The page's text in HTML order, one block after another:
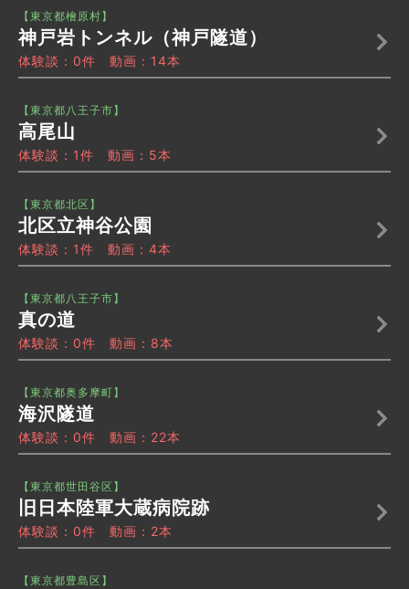
【東京都檜原村】
神戸岩トンネル（神戸隧道）
体験談：0件 動画：14本
【東京都八王子市】
高尾山
体験談：1件 動画：5本
【東京都北区】
北区立神谷公園
体験談：1件 動画：4本
【東京都八王子市】
真の道
体験談：0件 動画：8本
【東京都奥多摩町】
海沢隧道
体験談：0件 動画：22本
【東京都世田谷区】
旧日本陸軍大蔵病院跡
体験談：0件 動画：2本
【東京都豊島区】